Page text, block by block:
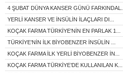
4 ŞUBAT DÜNYA KANSER GÜNÜ FARKINDAL...
YERLİ KANSER VE İNSÜLİN İLAÇLARI DI...
KOÇAK FARMA TÜRKİYE'NİN EN PARLAK 1...
TÜRKİYE’NİN İLK BİYOBENZER İNSÜLİN ...
KOÇAK FARMA İLK YERLİ BİYOBENZER İN...
KOÇAK FARMA TÜRKİYE’DE KULLANILAN K...